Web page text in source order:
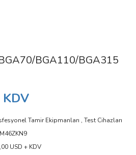
BGA110/BGA315
Tamir Ekipmanları ,Test Cihazları
USD + KDV